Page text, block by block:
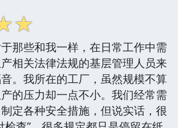
☆
那些和我一样，在日常工作中需
相关法律法规的基层管理人员来
。我所在的工厂，虽然规模不算
的压力却一点不小。我们经常需
定各种安全措施，但说实话，很